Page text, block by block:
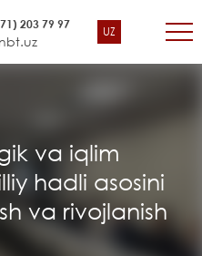
UZ
203 79 97
va iqlim
hadli asosini
va rivojlanish